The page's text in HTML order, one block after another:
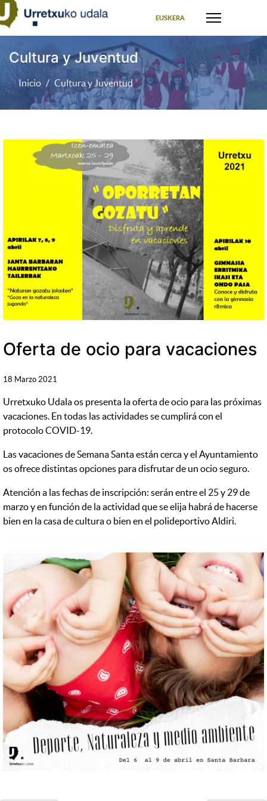
EUSKERA
Cultura y Juventud
Inicio Cultura y Juventud
Oferta de ocio para vacaciones
18 Marzo 2021
Urretxuko Udala os presenta la oferta de ocio para las próximas
vacaciones. En todas las actividades se cumplirá con el
protocolo COVID-19.
Las vacaciones de Semana Santa están cerca y el Ayuntamiento
os ofrece distintas opciones para disfrutar de un ocio seguro.
Atención a las fechas de inscripción: serán entre el 25 y 29 de
marzo y en función de la actividad que se elija habrá de hacerse
bien en la casa de cultura o bien en el polideportivo Aldiri.